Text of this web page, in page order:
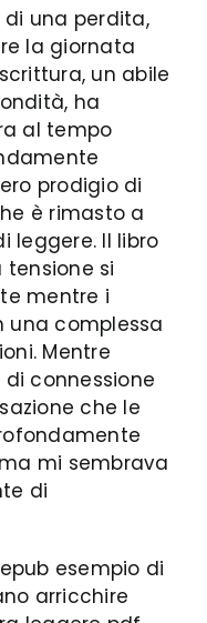
una perdita,
la giornata
un abile
ha
al tempo
prodigio di
è rimasto a
leggere. Il libro
si
mentre i
una complessa
Mentre
connessione
che le
mi sembrava
di
esempio di
arricchire